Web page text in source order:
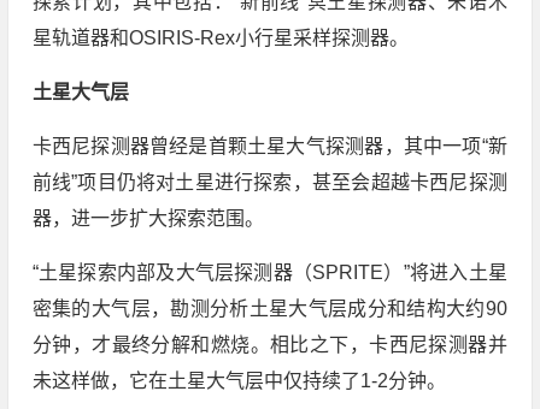
星轨道器和OSIRIS-Rex小行星采样探测器。
土星大气层
卡西尼探测器曾经是首颗土星大气探测器，其中一项“新
前线”项目仍将对土星进行探索，甚至会超越卡西尼探测
器，进一步扩大探索范围。
“土星探索内部及大气层探测器（SPRITE）”将进入土星
密集的大气层，勘测分析土星大气层成分和结构大约90
分钟，才最终分解和燃烧。相比之下，卡西尼探测器并
未这样做，它在土星大气层中仅持续了1-2分钟。